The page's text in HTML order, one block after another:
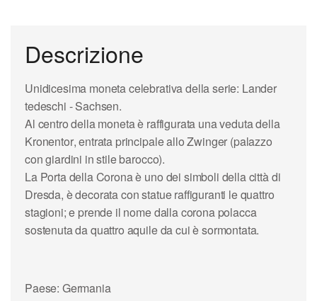
Descrizione
Unidicesima moneta celebrativa della serie: Lander
tedeschi - Sachsen.
Al centro della moneta è raffigurata una veduta della
Kronentor, entrata principale alloZwinger (palazzo
con giardini in stile barocco).
LaPorta della Coronaè uno dei simboli della città di
Dresda, è decorata con statue raffiguranti le quattro
stagioni; e prende il nome dalla corona polacca
sostenuta da quattro aquile da cui è sormontata.
Paese: Germania